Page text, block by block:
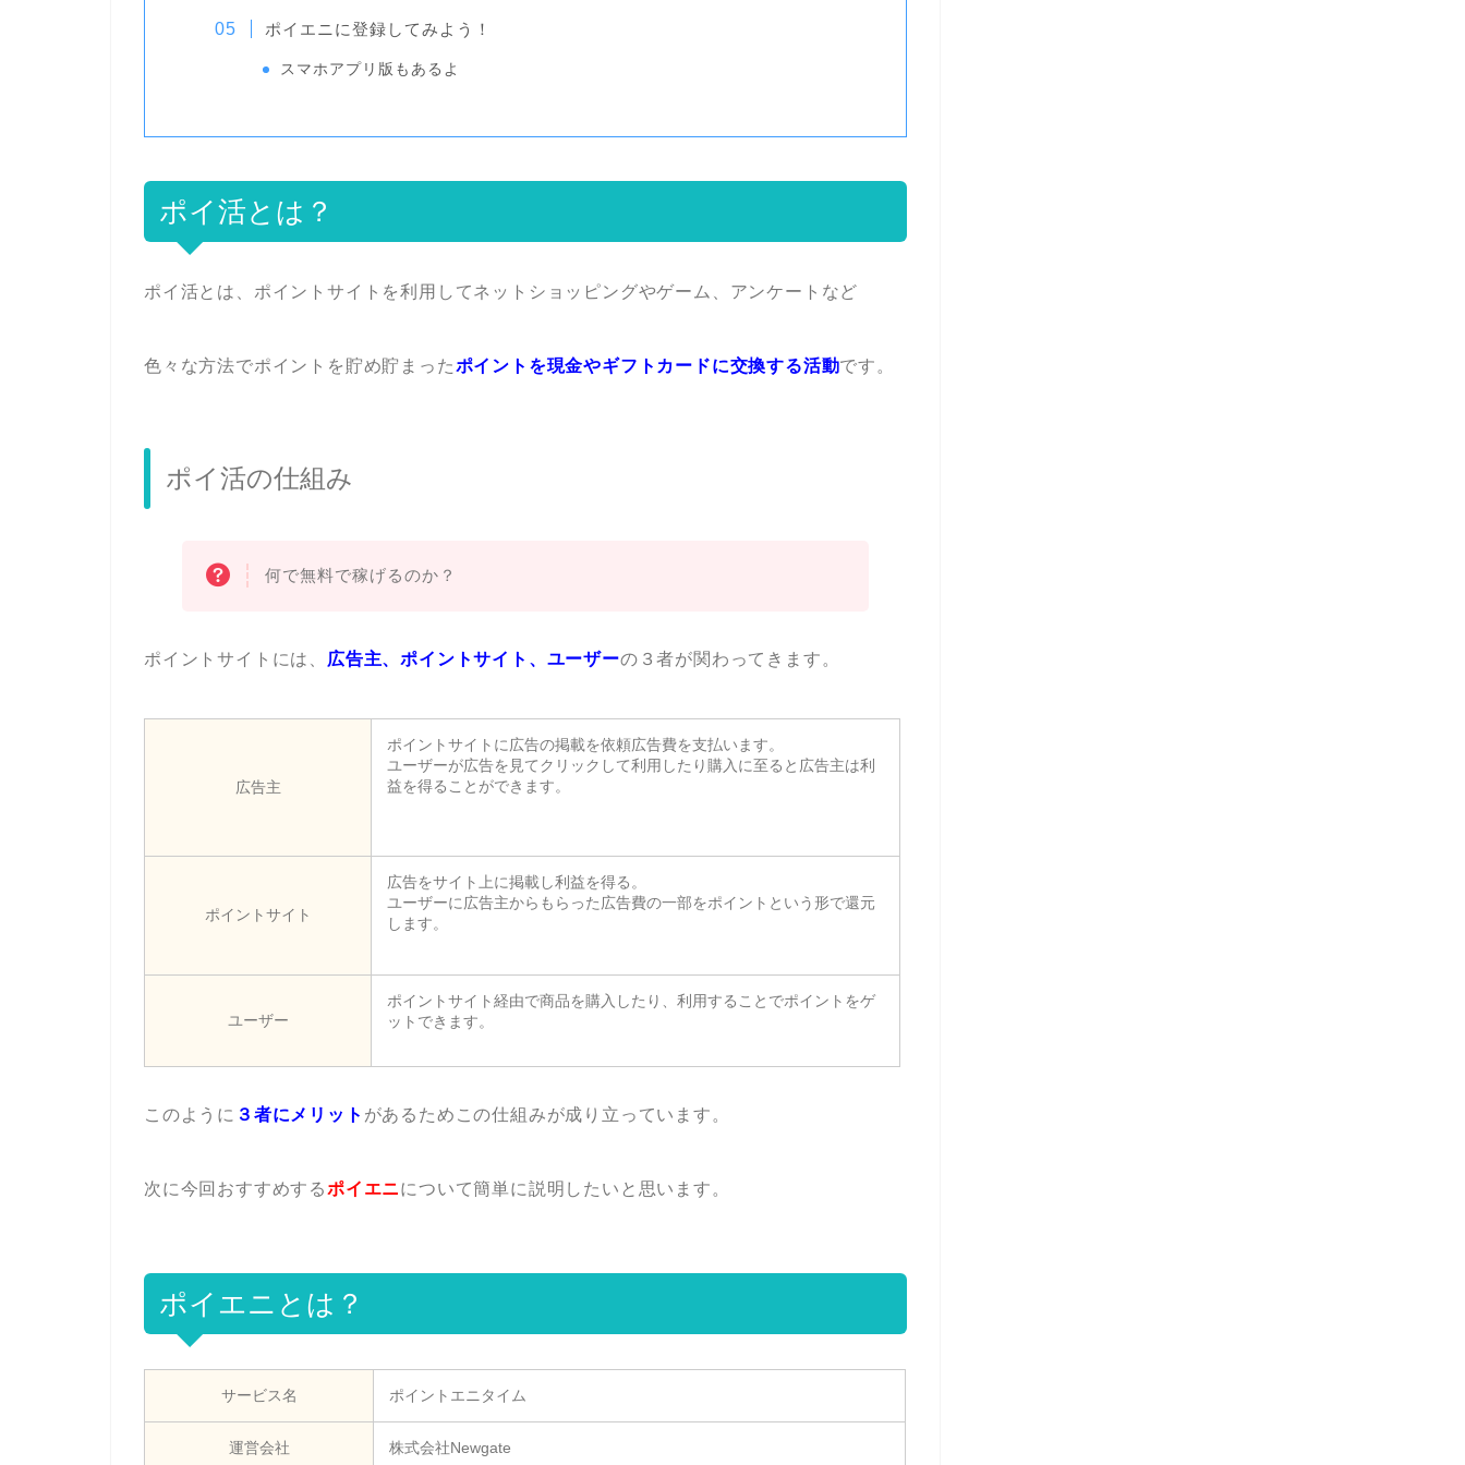
ポイエニに登録してみよう！
スマホアプリ版もあるよ
ポイ活とは？
ポイ活とは、ポイントサイトを利用してネットショッピングやゲーム、アンケートなど
色々な方法でポイントを貯め貯まったポイントを現金やギフトカードに交換する活動です。
ポイ活の仕組み
何で無料で稼げるのか？
ポイントサイトには、 広告主、ポイントサイト、ユーザーの３者が関わってきます。
広告主
ポイントサイトに広告の掲載を依頼広告費を支払います。
ユーザーが広告を見てクリックして利用したり購入に至ると広告主は利
益を得ることができます。
ポイントサイト
広告をサイト上に掲載し利益を得る。
ユーザーに広告主からもらった広告費の一部をポイントという形で還元
します。
ユーザー
ポイントサイト経由で商品を購入したり、利用することでポイントをゲ
ットできます。
このように ３者にメリット があるためこの仕組みが成り立っています。
次に今回おすすめするポイエニについて簡単に説明したいと思います。
ポイエニとは？
サービス名 ポイントエニタイム
運営会社 株式会社Newgate